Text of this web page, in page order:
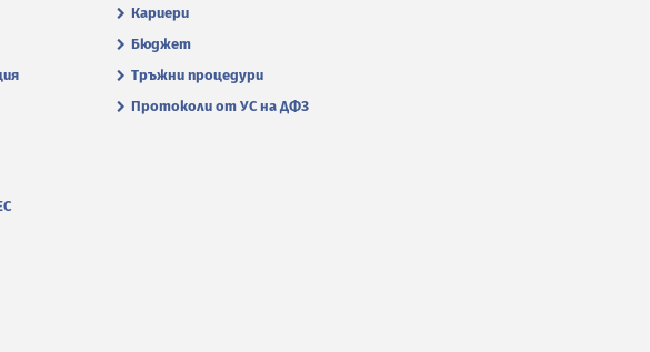
Кариери
Бюджет
Тръжни процедури
Протоколи от УС на ДФЗ